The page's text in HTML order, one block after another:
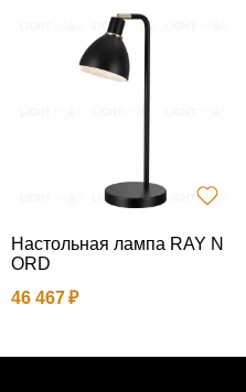
Настольная лампа RAY N
ORD
46 467